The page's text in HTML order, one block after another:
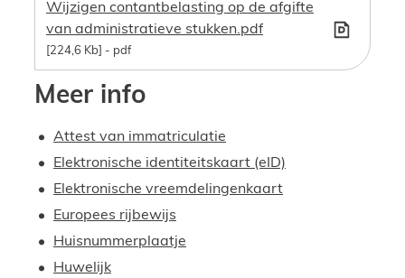
Wijzigen contantbelasting op de afgifte
van administratieve stukken.pdf
224,6 Kb pdf
Meer info
Attest van immatriculatie
Elektronische identiteitskaart (eID)
Elektronische vreemdelingenkaart
Europees rijbewijs
Huisnummerplaatje
Huwelijk